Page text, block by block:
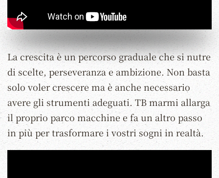
La crescita è un percorso graduale che si nutre
di scelte, perseveranza e ambizione. Non basta
solo voler crescere ma è anche necessario
avere gli strumenti adeguati. TB marmi allarga
il proprio parco macchine e fa un altro passo
in più per trasformare i vostri sogni in realtà.